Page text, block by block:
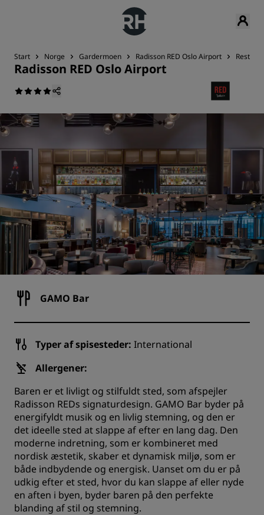
Start Norge Gardermoen Radisson RED Oslo Airport
Radisson RED Oslo Airport
GAMO Bar
Typer af spisesteder: International
Allergener:
Baren er et livligt og stilfuldt sted, som afspejler
Radisson REDs signaturdesign. GAMO Bar byder på
energifyldt musik og en livlig stemning, og den er
det ideelle sted at slappe af efter en lang dag. Den
moderne indretning, som er kombineret med
nordisk æstetik, skaber et dynamisk miljø, som er
både indbydende og energisk. Uanset om du er på
udkig efter et sted, hvor du kan slappe af eller nyde
en aften i byen, byder baren på den perfekte
blanding af stil og stemning.